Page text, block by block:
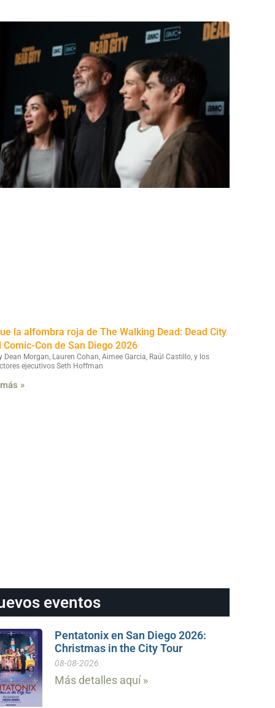
la alfombra roja de The Walking Dead: Dead City
Comic-Con de San Diego 2026
Dean Morgan, Lauren Cohan, Aimee Garcia, Raúl Castillo, y los
ejecutivos Seth Hoffman
»
eventos
Pentatonix en San Diego 2026:
Christmas in the City Tour
08-08-2026
Más detalles aquí »